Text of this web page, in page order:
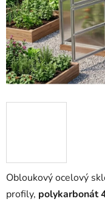
Obloukový ocelový
profily, polykarbonát